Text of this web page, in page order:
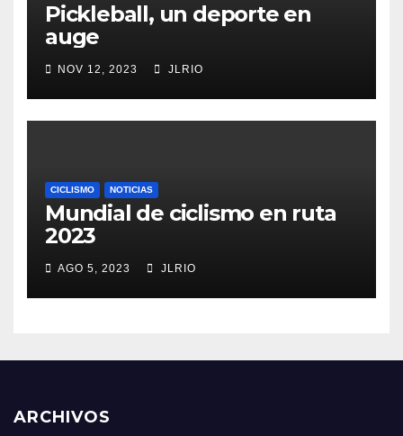
Pickleball, un deporte en
auge
NOV 12, 2023 JLRIO
CICLISMO NOTICIAS
Mundial de ciclismo en ruta
2023
AGO 5, 2023 JLRIO
ARCHIVOS